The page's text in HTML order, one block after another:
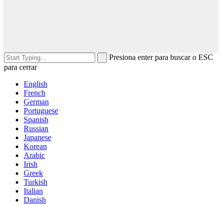
Presiona enter para buscar o ESC
para cerrar
English
French
German
Portuguese
Spanish
Russian
Japanese
Korean
Arabic
Irish
Greek
Turkish
Italian
Danish